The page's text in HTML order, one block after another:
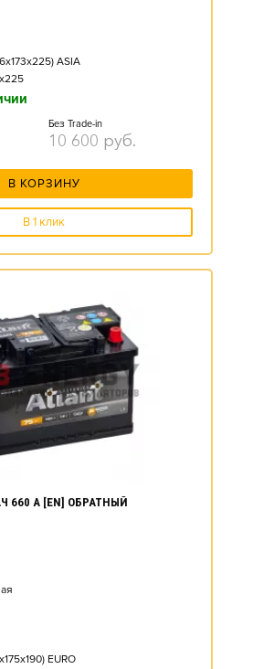
ASIA
Без Trade-in
10 600 руб.
В КОРЗИНУ
В 1 клик
660 А [EN] ОБРАТНЫЙ
EURO